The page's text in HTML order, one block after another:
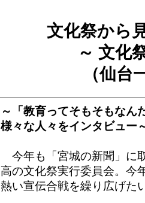
文化祭から
～ 文化
（仙台
～「教育ってそもそもなん
様々な人々をインタビュー
今年も「宮城の新聞」に
高の文化祭実行委員会。今
熱い宣伝合戦を繰り広げた